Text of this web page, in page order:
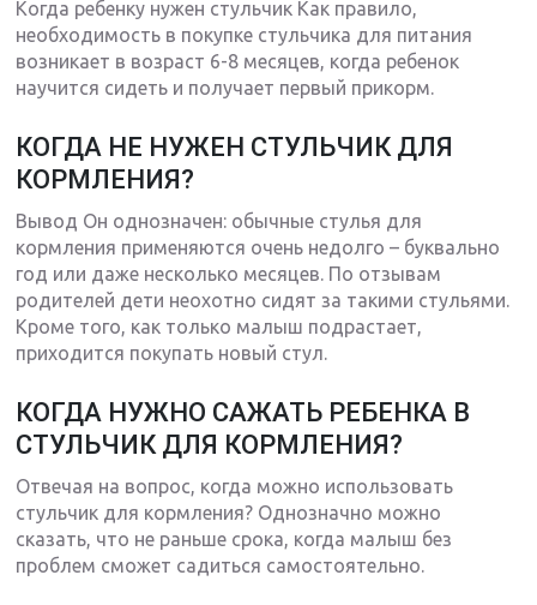
Когда ребенку нужен стульчик Как правило,
необходимость в покупке стульчика для питания
возникает в возраст 6-8 месяцев, когда ребенок
научится сидеть и получает первый прикорм.
КОГДА НЕ НУЖЕН СТУЛЬЧИК ДЛЯ
КОРМЛЕНИЯ?
Вывод Он однозначен: обычные стулья для
кормления применяются очень недолго – буквально
год или даже несколько месяцев. По отзывам
родителей дети неохотно сидят за такими стульями.
Кроме того, как только малыш подрастает,
приходится покупать новый стул.
КОГДА НУЖНО САЖАТЬ РЕБЕНКА В
СТУЛЬЧИК ДЛЯ КОРМЛЕНИЯ?
Отвечая на вопрос, когда можно использовать
стульчик для кормления? Однозначно можно
сказать, что не раньше срока, когда малыш без
проблем сможет садиться самостоятельно.